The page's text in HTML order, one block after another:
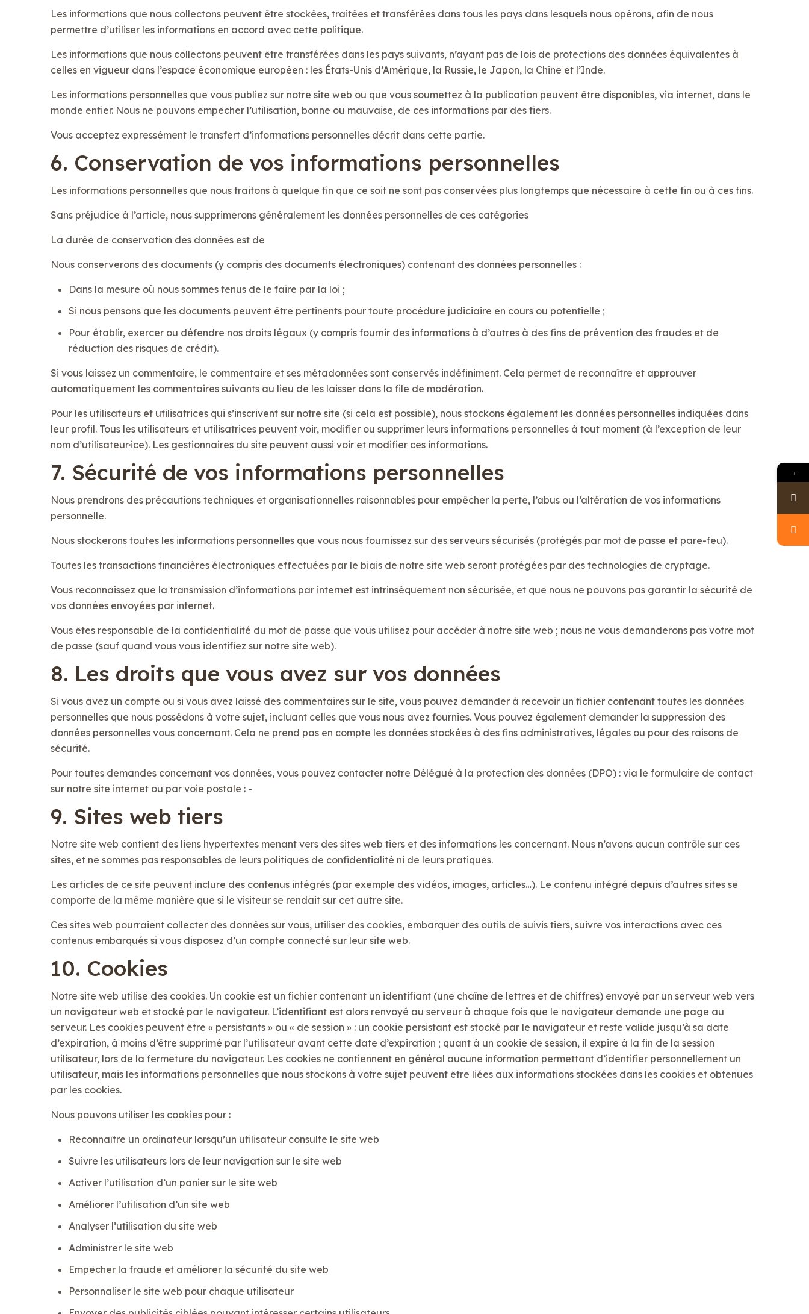
Les informations que nous collectons peuvent être stockées, traitées et transférées dans tous les pays dans lesquels nous opérons, afin de nous
permettre d’utiliser les informations en accord avec cette politique.
Les informations que nous collectons peuvent être transférées dans les pays suivants, n’ayant pas de lois de protections des données équivalentes à
celles en vigueur dans l’espace économique européen : les États-Unis d’Amérique, la Russie, le Japon, la Chine et l’Inde.
Les informations personnelles que vous publiez sur notre site web ou que vous soumettez à la publication peuvent être disponibles, via internet, dans le
monde entier. Nous ne pouvons empêcher l’utilisation, bonne ou mauvaise, de ces informations par des tiers.
Vous acceptez expressément le transfert d’informations personnelles décrit dans cette partie.
6. Conservation de vos informations personnelles
Les informations personnelles que nous traitons à quelque fin que ce soit ne sont pas conservées plus longtemps que nécessaire à cette fin ou à ces fins.
Sans préjudice à l’article, nous supprimerons généralement les données personnelles de ces catégories
La durée de conservation des données est de
Nous conserverons des documents (y compris des documents électroniques) contenant des données personnelles :
Dans la mesure où nous sommes tenus de le faire par la loi ;
Si nous pensons que les documents peuvent être pertinents pour toute procédure judiciaire en cours ou potentielle ;
Pour établir, exercer ou défendre nos droits légaux (y compris fournir des informations à d’autres à des fins de prévention des fraudes et de
réduction des risques de crédit).
Si vous laissez un commentaire, le commentaire et ses métadonnées sont conservés indéfiniment. Cela permet de reconnaître et approuver
automatiquement les commentaires suivants au lieu de les laisser dans la file de modération.
Pour les utilisateurs et utilisatrices qui s’inscrivent sur notre site (si cela est possible), nous stockons également les données personnelles indiquées dans
leur profil. Tous les utilisateurs et utilisatrices peuvent voir, modifier ou supprimer leurs informations personnelles à tout moment (à l’exception de leur
nom d’utilisateur·ice). Les gestionnaires du site peuvent aussi voir et modifier ces informations.
7. Sécurité de vos informations personnelles
Nous prendrons des précautions techniques et organisationnelles raisonnables pour empêcher la perte, l’abus ou l’altération de vos informations
personnelle.
Nous stockerons toutes les informations personnelles que vous nous fournissez sur des serveurs sécurisés (protégés par mot de passe et pare-feu).
Toutes les transactions financières électroniques effectuées par le biais de notre site web seront protégées par des technologies de cryptage.
Vous reconnaissez que la transmission d’informations par internet est intrinsèquement non sécurisée, et que nous ne pouvons pas garantir la sécurité de
vos données envoyées par internet.
Vous êtes responsable de la confidentialité du mot de passe que vous utilisez pour accéder à notre site web ; nous ne vous demanderons pas votre mot
de passe (sauf quand vous vous identifiez sur notre site web).
8. Les droits que vous avez sur vos données
Si vous avez un compte ou si vous avez laissé des commentaires sur le site, vous pouvez demander à recevoir un fichier contenant toutes les données
personnelles que nous possédons à votre sujet, incluant celles que vous nous avez fournies. Vous pouvez également demander la suppression des
données personnelles vous concernant. Cela ne prend pas en compte les données stockées à des fins administratives, légales ou pour des raisons de
sécurité.
Pour toutes demandes concernant vos données, vous pouvez contacter notre Délégué à la protection des données (DPO) : via le formulaire de contact
sur notre site internet ou par voie postale : -
9. Sites web tiers
Notre site web contient des liens hypertextes menant vers des sites web tiers et des informations les concernant. Nous n’avons aucun contrôle sur ces
sites, et ne sommes pas responsables de leurs politiques de confidentialité ni de leurs pratiques.
Les articles de ce site peuvent inclure des contenus intégrés (par exemple des vidéos, images, articles…). Le contenu intégré depuis d’autres sites se
comporte de la même manière que si le visiteur se rendait sur cet autre site.
Ces sites web pourraient collecter des données sur vous, utiliser des cookies, embarquer des outils de suivis tiers, suivre vos interactions avec ces
contenus embarqués si vous disposez d’un compte connecté sur leur site web.
10. Cookies
Notre site web utilise des cookies. Un cookie est un fichier contenant un identifiant (une chaîne de lettres et de chiffres) envoyé par un serveur web vers
un navigateur web et stocké par le navigateur. L’identifiant est alors renvoyé au serveur à chaque fois que le navigateur demande une page au
serveur. Les cookies peuvent être « persistants » ou « de session » : un cookie persistant est stocké par le navigateur et reste valide jusqu’à sa date
d’expiration, à moins d’être supprimé par l’utilisateur avant cette date d’expiration ; quant à un cookie de session, il expire à la fin de la session
utilisateur, lors de la fermeture du navigateur. Les cookies ne contiennent en général aucune information permettant d’identifier personnellement un
utilisateur, mais les informations personnelles que nous stockons à votre sujet peuvent être liées aux informations stockées dans les cookies et obtenues
par les cookies.
Nous pouvons utiliser les cookies pour :
Reconnaître un ordinateur lorsqu’un utilisateur consulte le site web
Suivre les utilisateurs lors de leur navigation sur le site web
Activer l’utilisation d’un panier sur le site web
Améliorer l’utilisation d’un site web
Analyser l’utilisation du site web
Administrer le site web
Empêcher la fraude et améliorer la sécurité du site web
Personnaliser le site web pour chaque utilisateur
→